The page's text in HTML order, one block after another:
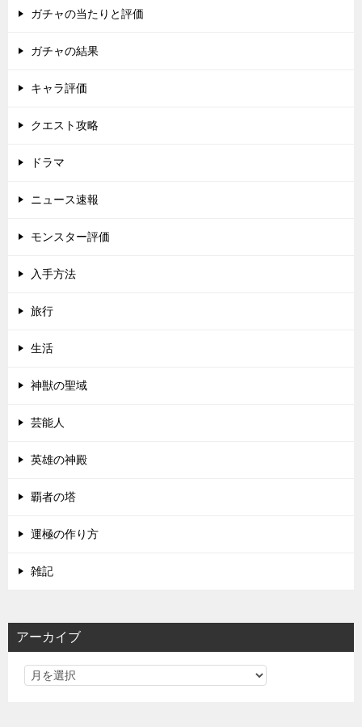
ガチャの当たりと評価
ガチャの結果
キャラ評価
クエスト攻略
ドラマ
ニュース速報
モンスター評価
入手方法
旅行
生活
神獣の聖域
芸能人
英雄の神殿
覇者の塔
運極の作り方
雑記
アーカイブ